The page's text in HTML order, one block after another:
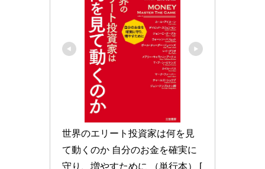
世界のエリート投資家は何を見
て動くのか 自分のお金を確実に
守り、増やすために （単行本） [